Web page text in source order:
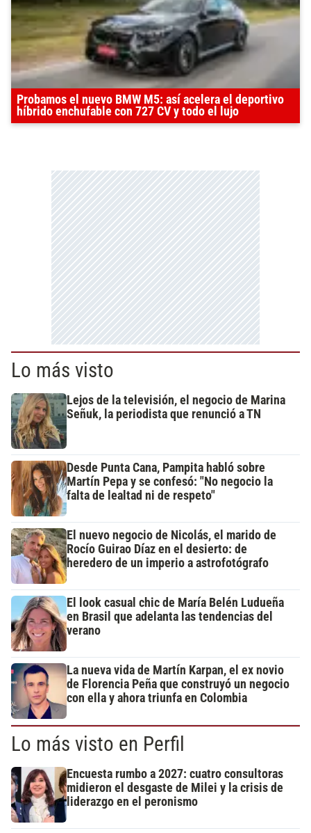
Probamos el nuevo BMW M5: así acelera el deportivo
híbrido enchufable con 727 CV y todo el lujo
Lo más visto
Lejos de la televisión, el negocio de Marina
Señuk, la periodista que renunció a TN
Desde Punta Cana, Pampita habló sobre
Martín Pepa y se confesó: "No negocio la
falta de lealtad ni de respeto"
El nuevo negocio de Nicolás, el marido de
Rocío Guirao Díaz en el desierto: de
heredero de un imperio a astrofotógrafo
El look casual chic de María Belén Ludueña
en Brasil que adelanta las tendencias del
verano
La nueva vida de Martín Karpan, el ex novio
de Florencia Peña que construyó un negocio
con ella y ahora triunfa en Colombia
Lo más visto en Perfil
Encuesta rumbo a 2027: cuatro consultoras
midieron el desgaste de Milei y la crisis de
liderazgo en el peronismo